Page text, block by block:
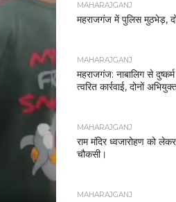
MAHARAJGANJ
महराजगंज में पुलिस मुठभेड़, दो
MAHARAJGANJ
महराजगंज: नाबालिग से
त्वरित कार्रवाई, दोनों
MAHARAJGANJ
राम मंदिर ध्वजारोहण को
चौकसी।
MAHARAJGANJ